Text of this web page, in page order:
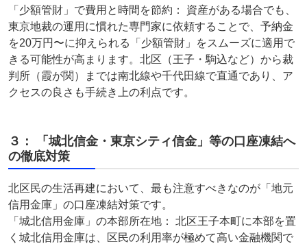
「少額管財」で費用と時間を節約： 資産がある場合でも、
東京地裁の運用に慣れた専門家に依頼することで、予納金
を20万円〜に抑えられる「少額管財」をスムーズに適用で
きる可能性が高まります。北区（王子・駒込など）から裁
判所（霞が関）までは南北線や千代田線で直通であり、ア
クセスの良さも手続き上の利点です。
３： 「城北信金・東京シティ信金」等の口座凍結へ
の徹底対策
北区民の生活再建において、最も注意すべきなのが「地元
信用金庫」の口座凍結対策です。
「城北信用金庫」の本部所在地： 北区王子本町に本部を置
く城北信用金庫は、区民の利用率が極めて高い金融機関で